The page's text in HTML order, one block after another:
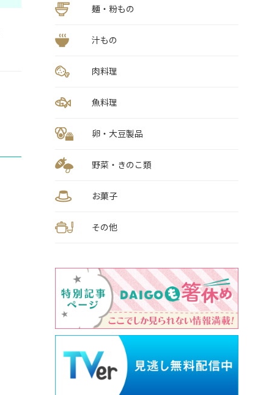
麺・粉もの
汁もの
肉料理
魚料理
卵・大豆製品
野菜・きのこ類
お菓子
その他